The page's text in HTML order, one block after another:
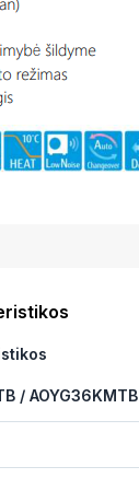
/ AOYG36KMTB